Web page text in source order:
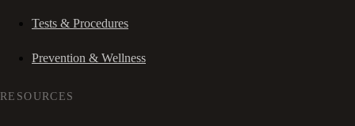
Tests & Procedures
Prevention & Wellness
RESOURCES